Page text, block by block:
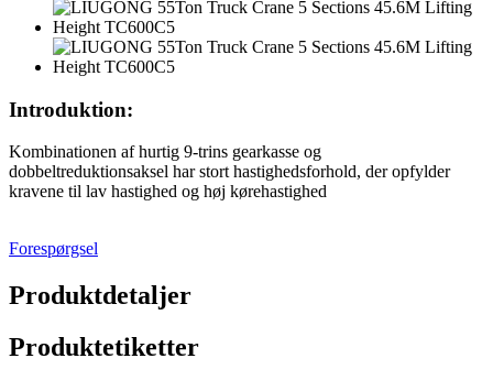
Introduktion:
Kombinationen af ​​hurtig 9-trins gearkasse og
dobbeltreduktionsaksel har stort hastighedsforhold, der opfylder
kravene til lav hastighed og høj kørehastighed
Forespørgsel
Produktdetaljer
Produktetiketter